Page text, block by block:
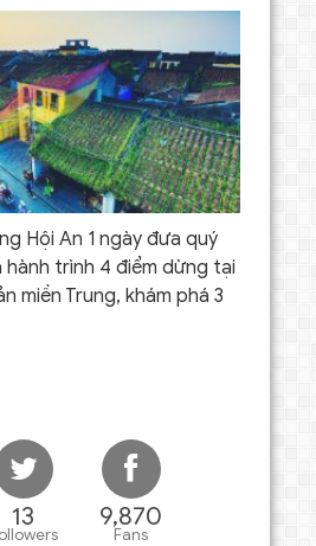
Hội An 1 ngày đưa quý
hành trình 4 điểm dừng tại
miền Trung, khám phá 3
13 9,870
Fans